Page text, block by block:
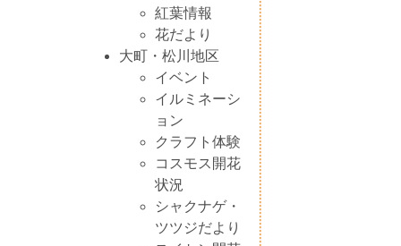
紅葉情報
花だより
大町・松川地区
イベント
イルミネーシ
ョン
クラフト体験
コスモス開花
状況
シャクナゲ・
ツツジだより